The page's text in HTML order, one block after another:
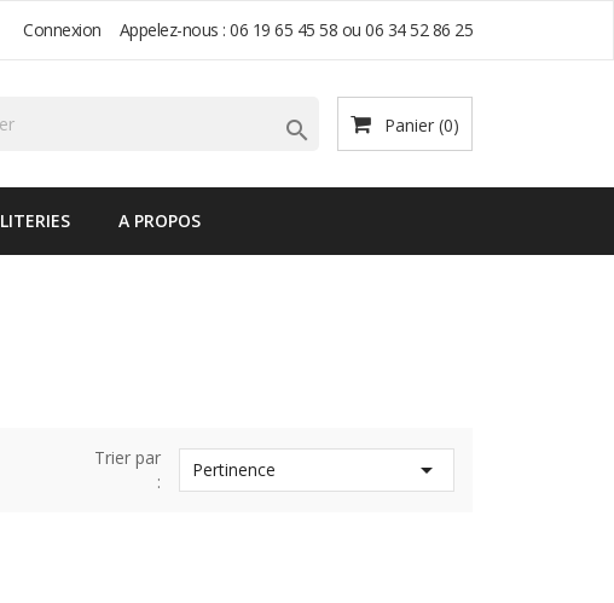
Connexion Appelez-nous : 06 19 65 45 58 ou 06 34 52 86 25
Panier (0)

LITERIES A PROPOS
Trier par
:
Pertinence 